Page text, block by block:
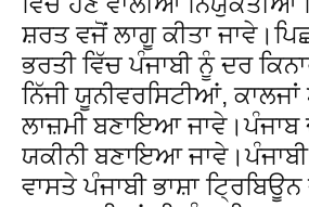
ਸ਼ਰਤ ਵਜੋਂ ਲਾਗੂ ਕੀਤਾ
ਭਰਤੀ ਵਿੱਚ ਪੰਜਾਬੀ ਨੂੰ ਦਰ
ਨਿੱਜੀ ਯੂਨੀਵਰਸਿਟੀਆਂ,
ਲਾਜ਼ਮੀ ਬਣਾਇਆ ਜਾਵੇ।ਪੰਜਾਬ
ਯਕੀਨੀ ਬਣਾਇਆ
ਵਾਸਤੇ ਪੰਜਾਬੀ ਭਾਸ਼ਾ